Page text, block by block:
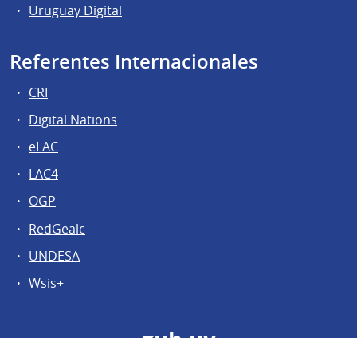
Uruguay Digital
Referentes Internacionales
CRI
Digital Nations
eLAC
LAC4
OGP
RedGealc
UNDESA
Wsis+